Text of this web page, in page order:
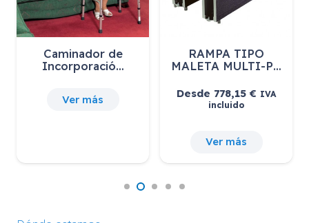
Caminador de
Incorporació…
Ver más
RAMPA TIPO
MALETA MULTI-P…
Desde 778,15€ IVA
incluido
Ver más